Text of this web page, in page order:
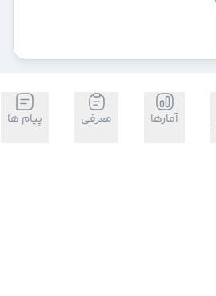
آمارها معرفی پیام ها